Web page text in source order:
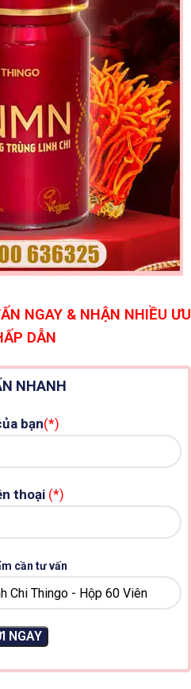
NGAY & NHẬN NHIỀU ƯU
DẪN
NHANH
bạn(*)
thoại (*)
cần tư vấn